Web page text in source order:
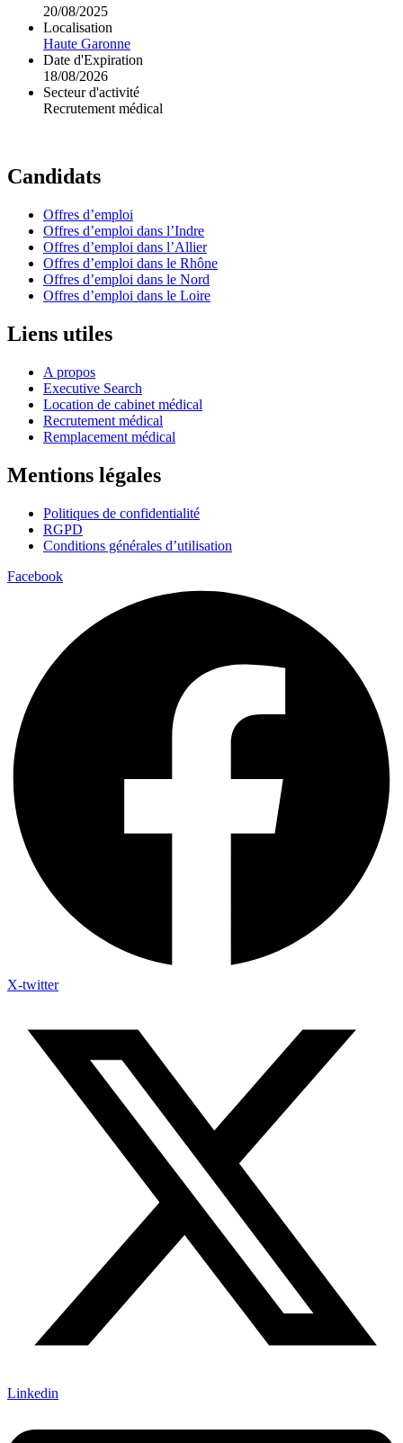
20/08/2025
Localisation
Haute Garonne
Date d'Expiration
18/08/2026
Secteur d'activité
Recrutement médical
Candidats
Offres d’emploi
Offres d’emploi dans l’Indre
Offres d’emploi dans l’Allier
Offres d’emploi dans le Rhône
Offres d’emploi dans le Nord
Offres d’emploi dans le Loire
Liens utiles
A propos
Executive Search
Location de cabinet médical
Recrutement médical
Remplacement médical
Mentions légales
Politiques de confidentialité
RGPD
Conditions générales d’utilisation
Facebook
X-twitter
Linkedin